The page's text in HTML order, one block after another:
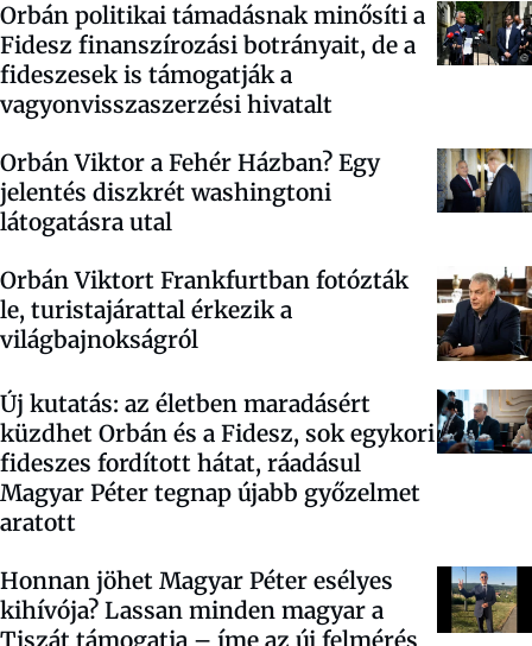
Orbán politikai támadásnak minősíti a
Fidesz finanszírozási botrányait, de a
fideszesek is támogatják a
vagyonvisszaszerzési hivatalt
Orbán Viktor a Fehér Házban? Egy
jelentés diszkrét washingtoni
látogatásra utal
Orbán Viktort Frankfurtban fotózták
le, turistajárattal érkezik a
világbajnokságról
Új kutatás: az életben maradásért
küzdhet Orbán és a Fidesz, sok egykori
fideszes fordított hátat, ráadásul
Magyar Péter tegnap újabb győzelmet
aratott
Honnan jöhet Magyar Péter esélyes
kihívója? Lassan minden magyar a